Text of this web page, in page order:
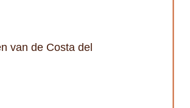
van de Costa del